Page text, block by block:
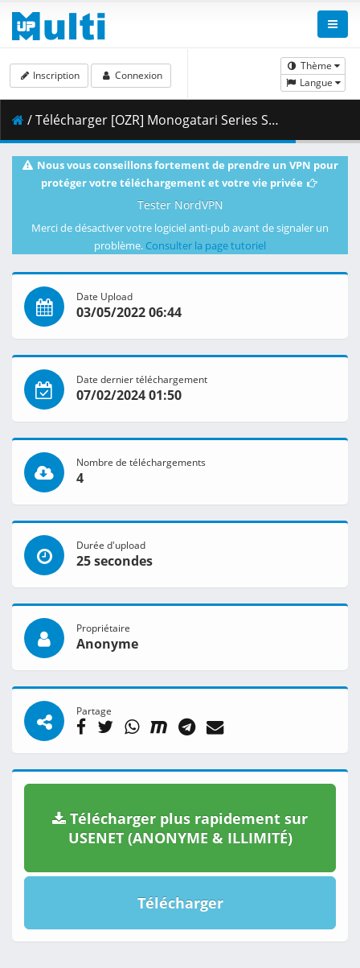
Thème
Langue
Inscription Connexion
/ Télécharger [OZR] Monogatari Series Second Season - 08 (BD 1080p HEVC FLAC) [5BEE3686].mkv.003 ( 385.73 MB )
Nous vous conseillons fortement de prendre un VPN pour
protéger votre téléchargement et votre vie privée
Tester NordVPN
Merci de désactiver votre logiciel anti-pub avant de signaler un
problème. Consulter la page tutoriel
Date Upload
03/05/2022 06:44
Date dernier téléchargement
07/02/2024 01:50
Nombre de téléchargements
4
Durée d'upload
25 secondes
Propriétaire
Anonyme
Partage
Télécharger plus rapidement sur
USENET (ANONYME & ILLIMITÉ)
Télécharger